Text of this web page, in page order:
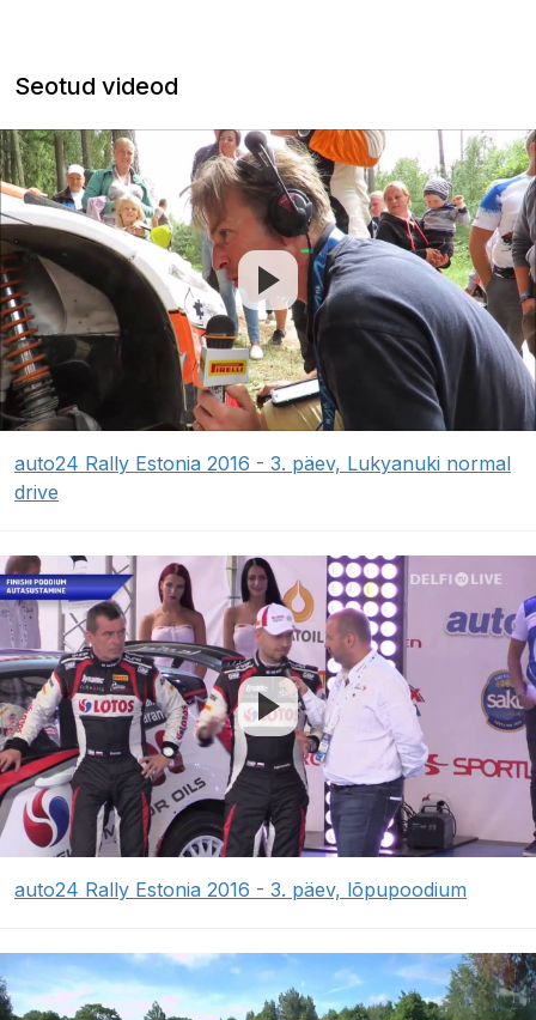
Seotud videod
auto24 Rally Estonia 2016 - 3. päev, Lukyanuki normal
drive
auto24 Rally Estonia 2016 - 3. päev, lõpupoodium